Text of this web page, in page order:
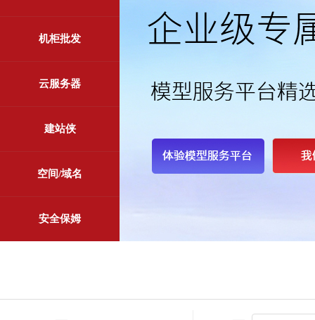
机柜批发
云服务器
建站侠
空间/域名
安全保姆